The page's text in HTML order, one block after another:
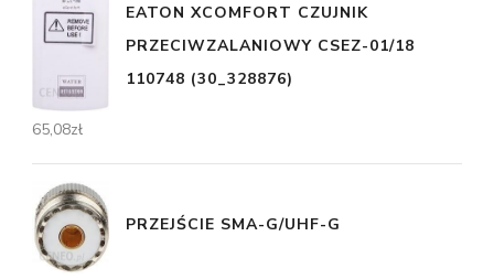
EATON XCOMFORT CZUJNIK
PRZECIWZALANIOWY CSEZ-01/18
110748 (30_328876)
65,08zł
PRZEJŚCIE SMA-G/UHF-G